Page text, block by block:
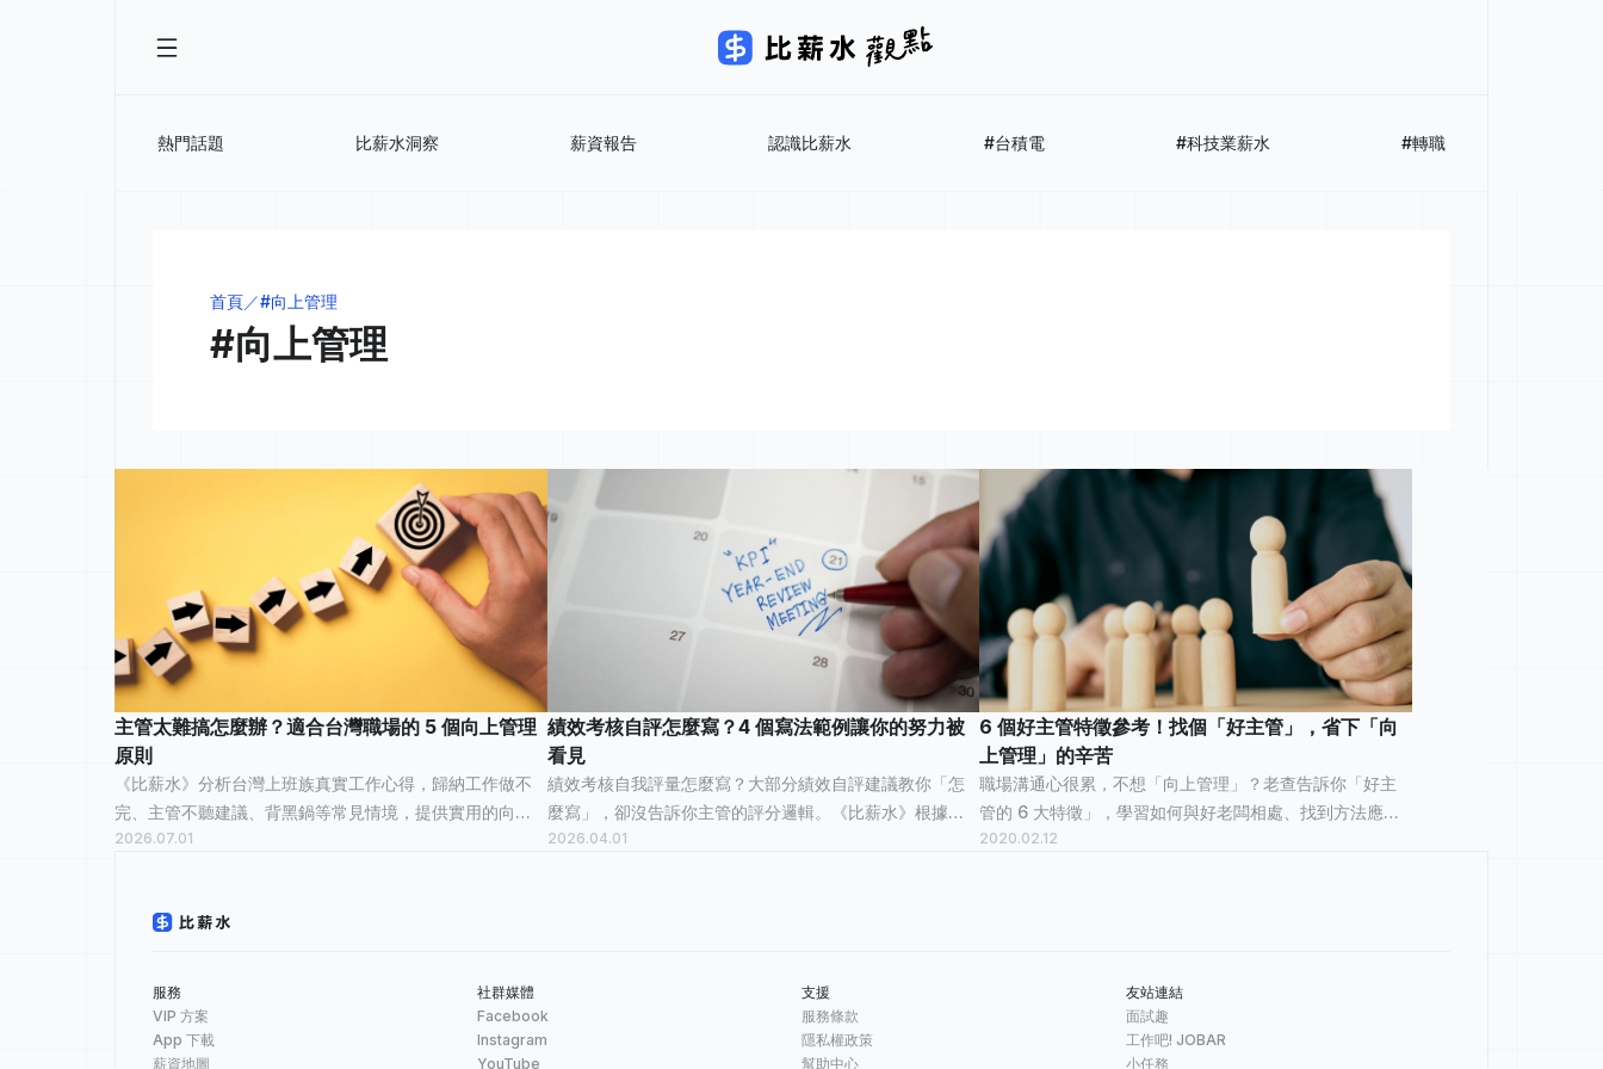
熱門話題 比薪水洞察 薪資報告 認識比薪水 #台積電 #科技業薪水 #轉職
首頁 #向上管理
#向上管理
主管太難搞怎麼辦？適合台灣職場的 5 個向上管理
原則
《比薪水》分析台灣上班族真實工作心得，歸納工作做不
完、主管不聽建議、背黑鍋等常見情境，提供實用的向上
管理方法，幫助你在台灣職場建立更有效的溝通模式。
2026.07.01
績效考核自評怎麼寫？4 個寫法範例讓你的努力被
看見
績效考核自我評量怎麼寫？大部分績效自評建議教你「怎
麼寫」，卻沒告訴你主管的評分邏輯。《比薪水》根據過
來人真實經驗，整理出 4 個自評寫法範例，告訴你該如何
2026.04.01
6 個好主管特徵參考！找個「好主管」，省下「向
上管理」的辛苦
職場溝通心很累，不想「向上管理」？老查告訴你「好主
管的 6 大特徵」，學習如何與好老闆相處、找到方法應對
壞老闆，讓職涯更順利、更有成就感！
2020.02.12
服務
VIP 方案
App 下載
薪資地圖
社群媒體
Facebook
Instagram
YouTube
支援
服務條款
隱私權政策
幫助中心
友站連結
面試趣
工作吧! JOBAR
小任務